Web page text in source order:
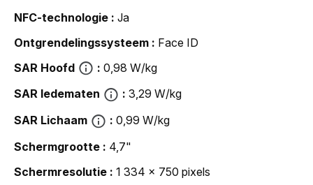
NFC-technologie
Ja
Ontgrendelingssysteem
Face ID
SAR Hoofd
0,98 W/kg
SAR ledematen
3,29 W/kg
SAR Lichaam
0,99 W/kg
Schermgrootte
4,7"
Schermresolutie
1 334 x 750 pixels